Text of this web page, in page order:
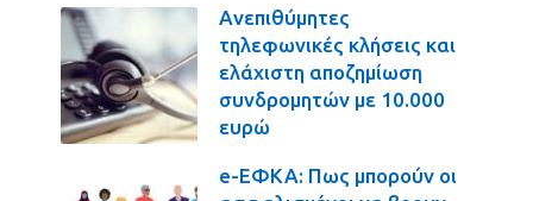
Ανεπιθύμητες
τηλεφωνικές κλήσεις και
ελάχιστη αποζημίωση
συνδρομητών με 10.000
ευρώ
e-ΕΦΚΑ: Πως μπορούν οι